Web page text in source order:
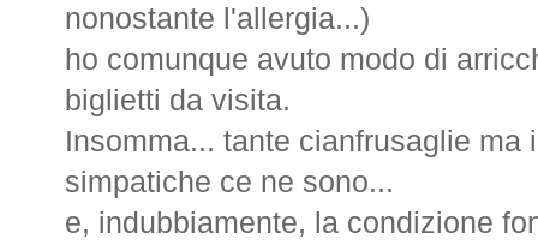
nonostante l'allergia...)
ho comunque avuto modo di
biglietti da visita.
Insomma... tante cianfrusaglie ma
simpatiche ce ne sono...
e, indubbiamente, la condizione